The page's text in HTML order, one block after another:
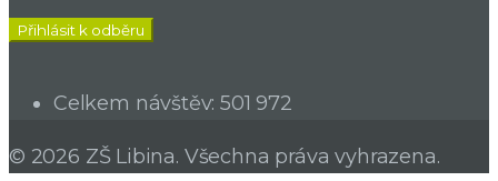
Celkem návštěv:501 972
© 2026 ZŠ Libina. Všechna práva vyhrazena.